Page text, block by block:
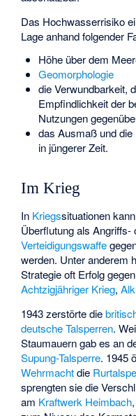
Das Hochwasserrisiko
Lage anhand folgender
Höhe über dem
Geomorphologie
die Verwundbarkeit,
Empfindlichkeit der
Nutzungen
das Ausmaß und
in jüngerer Zeit.
Im Krieg
In Kriegssituationen
Überflutung als Angriffs-
Verteidigungswaffe
werden. Unter anderem
Strategie oft Erfolg
Achtzigjähriger Krieg,
1943 zerstörte die
deutsche Talsperren.
Staumauern gab es an
Supung-Talsperre. 1945
Wehrmachtdie
sprengten sie die
am Kraftwerk Heimbach